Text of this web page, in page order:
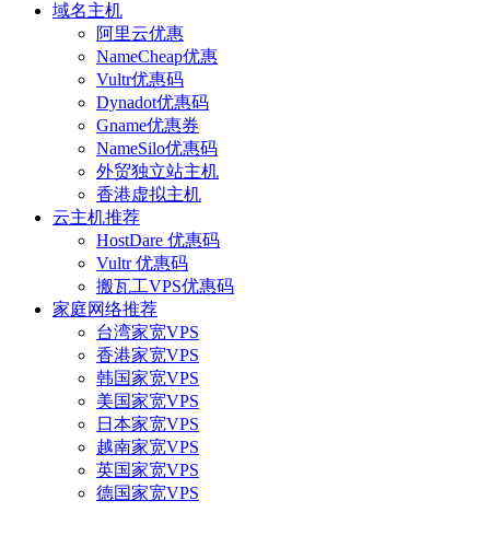
域名主机
阿里云优惠
NameCheap优惠
Vultr优惠码
Dynadot优惠码
Gname优惠券
NameSilo优惠码
外贸独立站主机
香港虚拟主机
云主机推荐
HostDare 优惠码
Vultr 优惠码
搬瓦工VPS优惠码
家庭网络推荐
台湾家宽VPS
香港家宽VPS
韩国家宽VPS
美国家宽VPS
日本家宽VPS
越南家宽VPS
英国家宽VPS
德国家宽VPS